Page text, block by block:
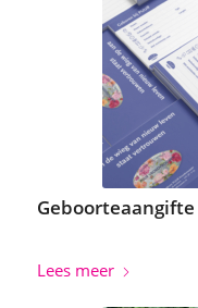
Geboorteaangifte
Lees meer